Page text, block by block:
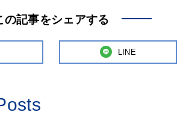
の記事をシェアする
LINE